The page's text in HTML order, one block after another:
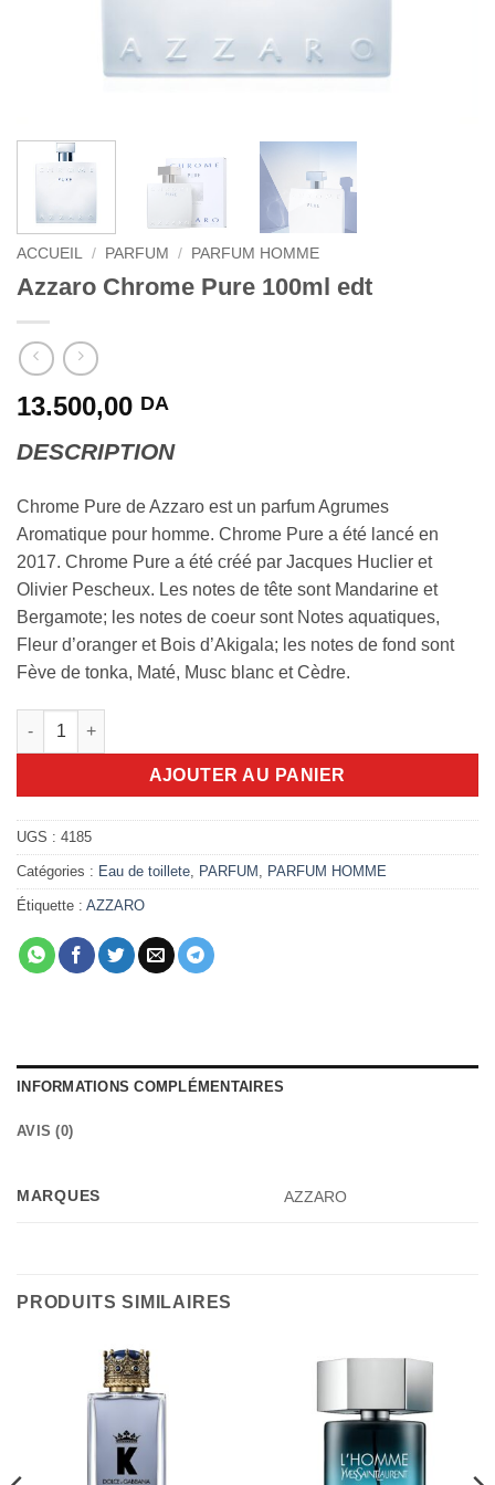
ACCUEIL / PARFUM / PARFUM HOMME
Azzaro Chrome Pure 100ml edt
13.500,00 DA
DESCRIPTION
Chrome Pure de Azzaro est un parfum Agrumes
Aromatique pour homme. Chrome Pure a été lancé en
2017. Chrome Pure a été créé par Jacques Huclier et
Olivier Pescheux. Les notes de tête sont Mandarine et
Bergamote; les notes de coeur sont Notes aquatiques,
Fleur d’oranger et Bois d’Akigala; les notes de fond sont
Fève de tonka, Maté, Musc blanc et Cèdre.
quantité de Azzaro Chrome Pure 100ml edt
AJOUTER AU PANIER
UGS : 4185
Catégories : Eau de toillete PARFUM PARFUM HOMME
Étiquette : AZZARO
INFORMATIONS COMPLÉMENTAIRES
AVIS (0)
MARQUES AZZARO
PRODUITS SIMILAIRES